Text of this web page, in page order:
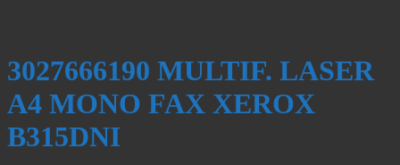
3027666190 MULTIF. LASER
A4 MONO FAX XEROX
B315DNI